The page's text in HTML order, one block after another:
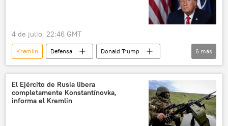
4 de julio, 22:46 GMT
Kremlin Defensa
Donald Trump
Vladímir Putin
Yuri Ushakov
Ucrania
Konstantínovka
Donetsk
seguridad
6 más
El Ejército de Rusia libera
completamente Konstantínovka,
informa el Kremlin